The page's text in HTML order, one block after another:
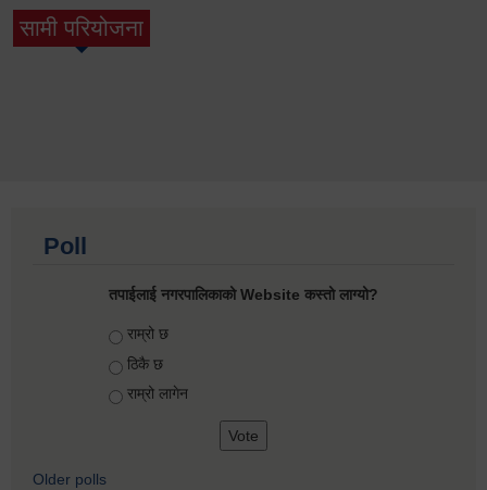
सामी परियोजना
(active tab)
Poll
तपाईलाई नगरपालिकाको Website कस्तो लाग्यो?
Choices
राम्रो छ
ठिकै छ
राम्रो लागेन
Older polls